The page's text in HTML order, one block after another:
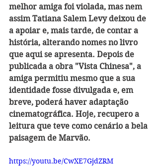
melhor amiga foi violada, mas nem
assim Tatiana Salem Levy deixou de
a apoiar e, mais tarde, de contar a
história, alterando nomes no livro
que aqui se apresenta. Depois de
publicada a obra "Vista Chinesa", a
amiga permitiu mesmo que a sua
identidade fosse divulgada e, em
breve, poderá haver adaptação
cinematográfica. Hoje, recupero a
leitura que teve como cenário a bela
paisagem de Marvão.
https://youtu.be/CwXE7GjdZRM